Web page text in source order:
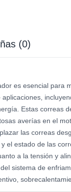
(0)
es esencial para
Estas correas
averías en el
las correas
el estado de las
a la tensión y
sistema de